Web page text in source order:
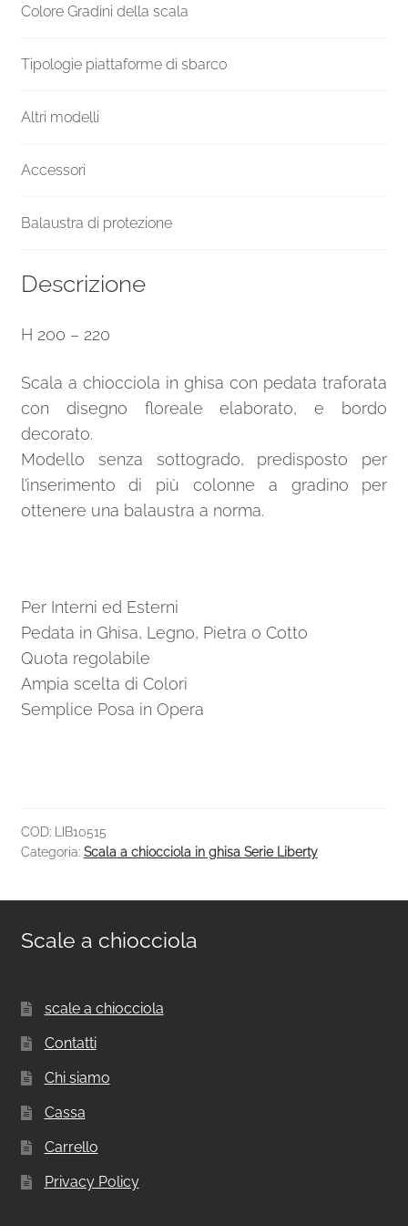
Colore Gradini della scala
Tipologie piattaforme di sbarco
Altri modelli
Accessori
Balaustra di protezione
Descrizione
H 200 – 220
Scala a chiocciola in ghisa con pedata traforata
con disegno floreale elaborato, e bordo
decorato.
Modello senza sottogrado, predisposto per
l’inserimento di più colonne a gradino per
ottenere una balaustra a norma.
Per Interni ed Esterni
Pedata in Ghisa, Legno, Pietra o Cotto
Quota regolabile
Ampia scelta di Colori
Semplice Posa in Opera
COD:
LIB10515
Categoria: Scala a chiocciola in ghisa Serie Liberty
Scale a chiocciola
scale a chiocciola
Contatti
Chi siamo
Cassa
Carrello
Privacy Policy